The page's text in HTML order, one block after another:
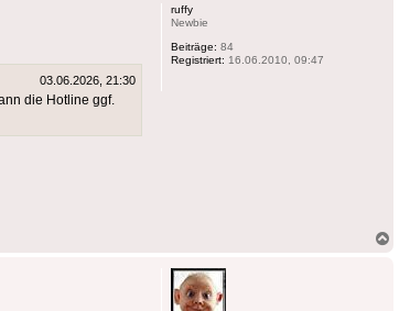
ruffy
Newbie
Beiträge: 84
Registriert: 16.06.2010, 09:47
03.06.2026, 21:30
die Hotline ggf.